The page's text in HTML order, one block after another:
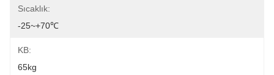
Sıcaklık:
-25~+70℃
KB:
65kg